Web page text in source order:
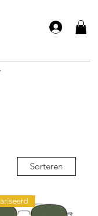
Sorteren